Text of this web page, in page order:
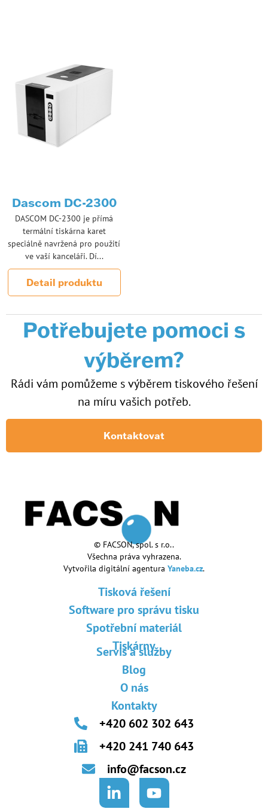
Dascom DC-2300
DASCOM DC-2300 je přímá
termální tiskárna karet
speciálně navržená pro použití
ve vaší kanceláři. Dí...
Detail produktu
Potřebujete pomoci s
výběrem?
Rádi vám pomůžeme s výběrem tiskového řešení
na míru vašich potřeb.
Kontaktovat
© FACSON, spol. s r.o..
Všechna práva vyhrazena.
Vytvořila digitální agentura Yaneba.cz.
Tisková řešení
Software pro správu tisku
Spotřební materiál
Tiskárny
Servis a služby
Blog
O nás
Kontakty
+420 602 302 643
+420 241 740 643
info@facson.cz